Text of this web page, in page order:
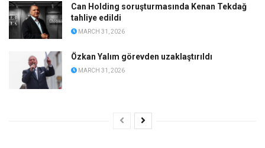
Can Holding soruşturmasında Kenan Tekdağ
tahliye edildi
MARCH 31, 2026
Özkan Yalım görevden uzaklaştırıldı
MARCH 31, 2026